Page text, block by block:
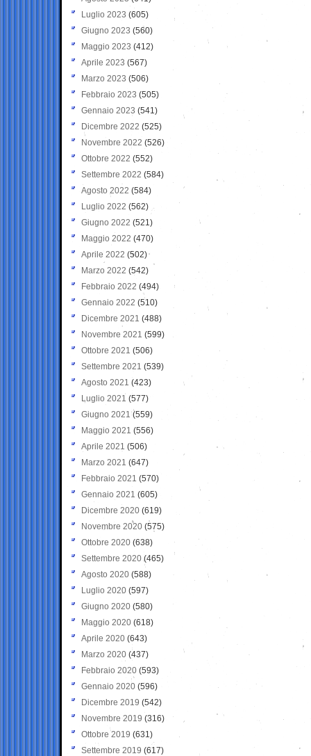
Luglio 2023 (605)
Giugno 2023 (560)
Maggio 2023 (412)
Aprile 2023 (567)
Marzo 2023 (506)
Febbraio 2023 (505)
Gennaio 2023 (541)
Dicembre 2022 (525)
Novembre 2022 (526)
Ottobre 2022 (552)
Settembre 2022 (584)
Agosto 2022 (584)
Luglio 2022 (562)
Giugno 2022 (521)
Maggio 2022 (470)
Aprile 2022 (502)
Marzo 2022 (542)
Febbraio 2022 (494)
Gennaio 2022 (510)
Dicembre 2021 (488)
Novembre 2021 (599)
Ottobre 2021 (506)
Settembre 2021 (539)
Agosto 2021 (423)
Luglio 2021 (577)
Giugno 2021(559)
Maggio 2021 (556)
Aprile 2021 (506)
Marzo 2021 (647)
Febbraio 2021 (570)
Gennaio 2021 (605)
Dicembre 2020 (619)
Novembre 2020 (575)
Ottobre 2020 (638)
Settembre 2020(465)
Agosto 2020 (588)
Luglio 2020 (597)
Giugno 2020 (580)
Maggio 2020 (618)
Aprile 2020 (643)
Marzo 2020 (437)
Febbraio 2020 (593)
Gennaio 2020 (596)
Dicembre 2019 (542)
Novembre 2019 (316)
Ottobre 2019 (631)
Settembre 2019 (617)